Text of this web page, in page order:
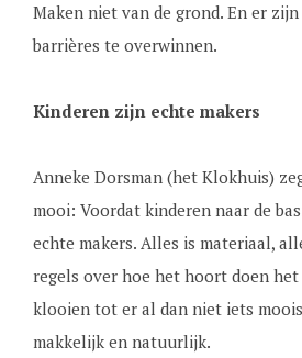
Maken niet van de grond. En er
barrières te overwinnen.
Kinderen zijn echte makers
Anneke Dorsman (het Klokhuis)
mooi: Voordat kinderen naar de
echte makers. Alles is materiaal,
regels over hoe het hoort doen het
klooien tot er al dan niet iets
makkelijk en natuurlijk.